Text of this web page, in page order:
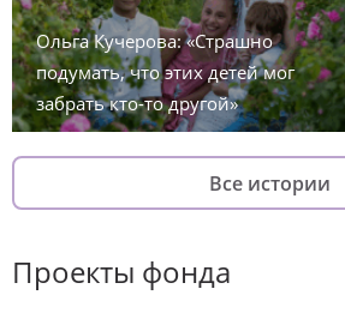
Ольга Кучерова: «Страшно
подумать, что этих детей мог
забрать кто-то другой»
Все истории
Проекты фонда